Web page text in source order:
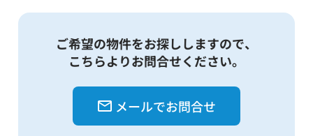
ご希望の物件をお探ししますので、
こちらよりお問合せください。
メールでお問合せ